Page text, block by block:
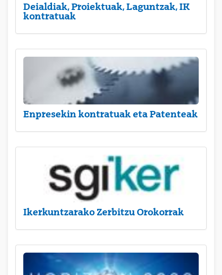
Deialdiak, Proiektuak, Laguntzak, IK
kontratuak
Enpresekin kontratuak eta Patenteak
Ikerkuntzarako Zerbitzu Orokorrak